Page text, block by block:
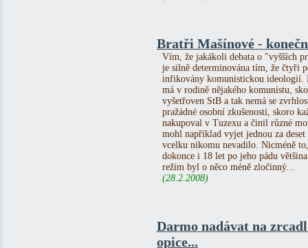
Bratři Mašínové -
Vím, že jakákoli debata o "vyšších
je silně determinována tím, že čtyři
infikovány komunistickou ideologií.
má v rodině nějakého komunistu,
vyšetřoven StB a tak nemá se
pražádné osobní zkušenosti, skoro
nakupoval v Tuzexu a činil různé
mohl například vyjet jednou za
vcelku nikomu nevadilo. Nicméně
dokonce i 18 let po jeho pádu
režim byl o něco méně zločinný...
(28.2.2008)
Darmo nadávat na
opice...